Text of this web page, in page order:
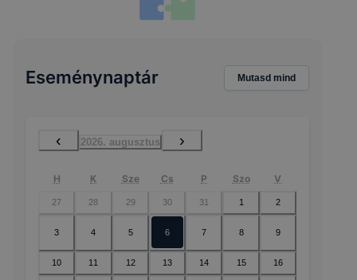
Eseménynaptár Mutasd mind
‹ 2026. augusztus ›
H K Sze Cs P Szo V
27 28 29 30 31 1 2
3 4 5 6 7 8 9
10 11 12 13 14 15 16